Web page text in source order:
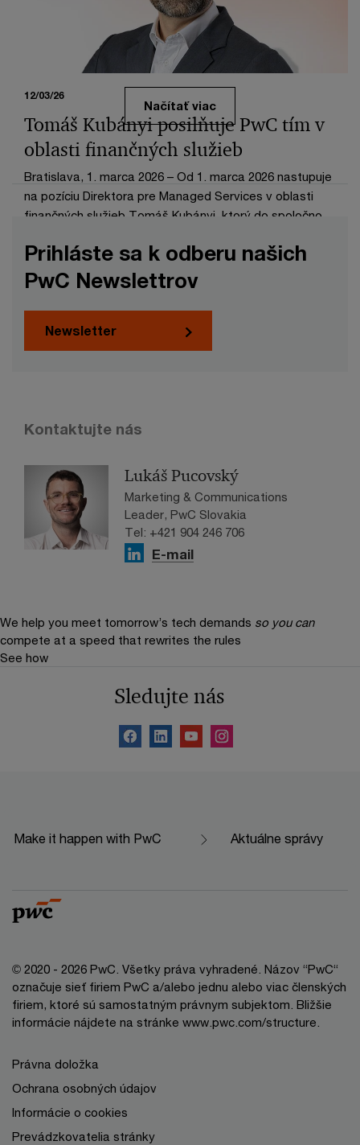
12/03/26
Tomáš Kubányi posilňuje PwC tím v
oblasti finančných služieb
Bratislava, 1. marca 2026 – Od 1. marca 2026 nastupuje
na pozíciu Direktora pre Managed Services v oblasti
finančných služieb Tomáš Kubányi, ktorý do spoločnosti
domáceho prostredia.
Načítať viac
Prihláste sa k odberu našich
PwC Newslettrov
Newsletter
Kontaktujte nás
Lukáš Pucovský
Marketing & Communications
Leader, PwC Slovakia
Tel: +421 904 246 706
E-mail
We help you meet tomorrow’s tech demands so you can
compete at a speed that rewrites the rules
See how
Sledujte nás
Make it happen with PwC Aktuálne správy
© 2020 - 2026 PwC. Všetky práva vyhradené. Názov “PwC“
označuje sieť firiem PwC a/alebo jednu alebo viac členských
firiem, ktoré sú samostatným právnym subjektom. Bližšie
informácie nájdete na stránke www.pwc.com/structure.
Právna doložka
Ochrana osobných údajov
Informácie o cookies
Prevádzkovatelia stránky